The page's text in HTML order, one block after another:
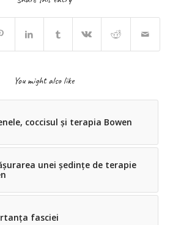
You might also like
coccisul și terapia Bowen
unei ședințe de terapie
fasciei